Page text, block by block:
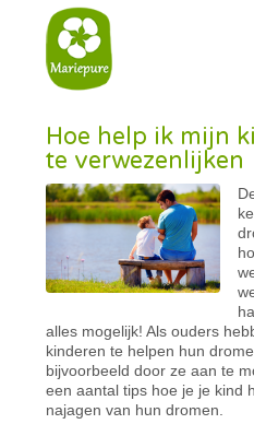
Hoe help ik mijn
te verwezenlijken
alles mogelijk! Als ouders
kinderen te helpen hun
bijvoorbeeld door ze aan te
een aantal tips hoe je je kind
najagen van hun dromen.